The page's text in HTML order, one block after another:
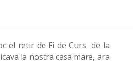
el retir de Fi de Curs de la
la nostra casa mare, ara